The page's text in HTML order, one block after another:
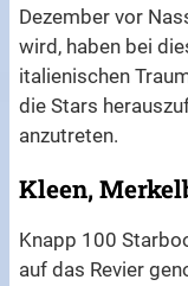
Dezember vor
wird, haben bei
italienischen
die Stars
anzutreten.
Kleen,
Knapp 100
auf das Revier